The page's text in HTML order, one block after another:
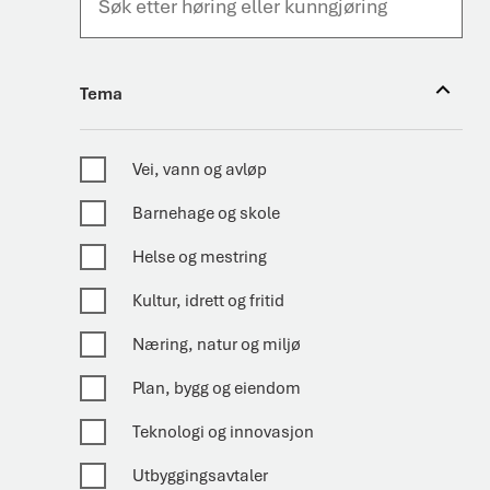
Tema
Vei, vann og avløp
Barnehage og skole
Helse og mestring
Kultur, idrett og fritid
Næring, natur og miljø
Plan, bygg og eiendom
Teknologi og innovasjon
Utbyggingsavtaler